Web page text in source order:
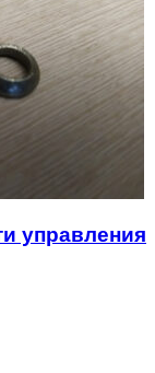
управления